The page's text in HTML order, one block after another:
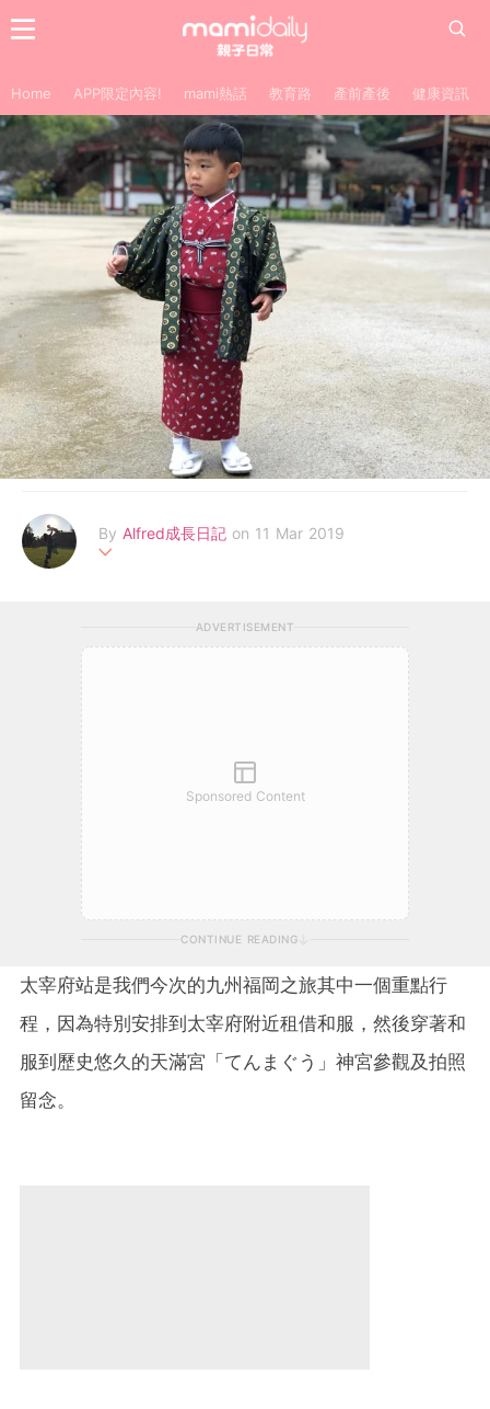
Home APP限定內容! mami熱話 教育路 產前產後 健康資訊
【親子旅遊 九州 | 太宰府和服體驗及預約流程】
專欄分享 bloggers
By Alfred成長日記 on 11 Mar 2019
Facebook: https://m.facebook.com/AllAboutAlfred/
ADVERTISEMENT
Sponsored Content
CONTINUE READING
太宰府站是我們今次的九州福岡之旅其中一個重點行
程，因為特別安排到太宰府附近租借和服，然後穿著和
服到歷史悠久的天滿宮「てんまぐう」神宮參觀及拍照
留念。